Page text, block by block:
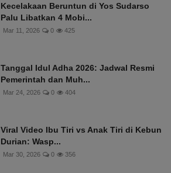
Kecelakaan Beruntun di Yos Sudarso
Palu Libatkan 4 Mobi...
Mar 11, 2026 0 425
Tanggal Idul Adha 2026: Jadwal Resmi
Pemerintah dan Muh...
Mar 24, 2026 0 404
Viral Video Ibu Tiri vs Anak Tiri di Kebun
Durian: Wasp...
Mar 30, 2026 0 356